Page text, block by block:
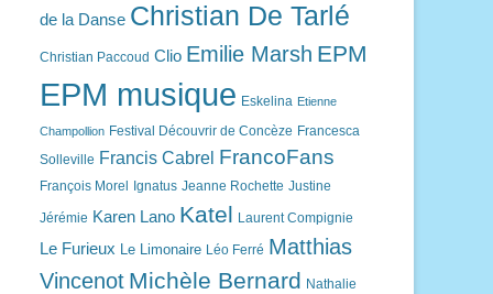
de la Danse Christian De Tarlé
Christian Paccoud Clio Emilie Marsh EPM
EPM musique Eskelina Etienne
Champollion Festival Découvrir de Concèze Francesca
Solleville Francis Cabrel FrancoFans
François Morel Ignatus Jeanne Rochette Justine
Jérémie Karen Lano Katel Laurent Compignie
Le Furieux Le Limonaire Léo Ferré Matthias
Vincenot Michèle Bernard Nathalie